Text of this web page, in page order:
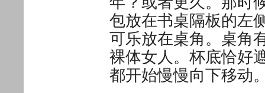
包放在书桌隔板的左
可乐放在桌角。桌角
裸体女人。杯底恰好
都开始慢慢向下移动